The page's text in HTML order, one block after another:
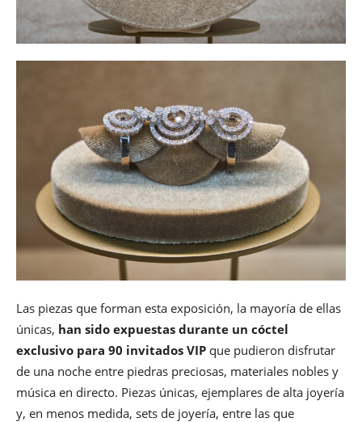
Las piezas que forman esta exposición, la mayoría de ellas
únicas, han sido expuestas durante un cóctel
exclusivo para 90 invitados VIP que pudieron disfrutar
de una noche entre piedras preciosas, materiales nobles y
música en directo. Piezas únicas, ejemplares de alta joyería
y, en menos medida, sets de joyería, entre las que